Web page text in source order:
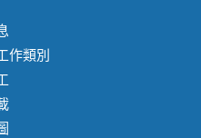
作類別